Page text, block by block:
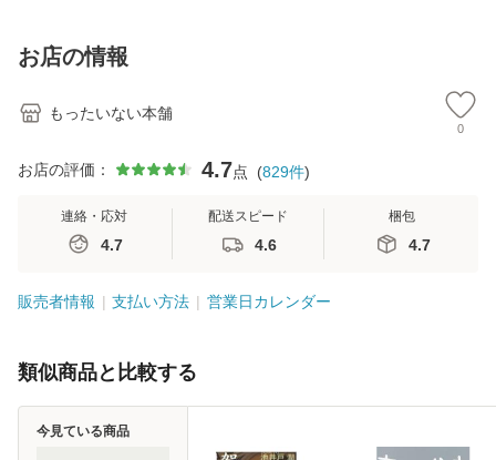
お店の情報
もったいない本舗
0
お店の評価： 4.7点 (829件)
連絡・応対
4.7
配送スピード
4.6
梱包
4.7
販売者情報 支払い方法 営業日カレンダー
類似商品と比較する
今見ている商品